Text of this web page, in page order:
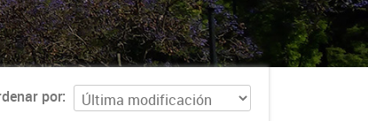
por